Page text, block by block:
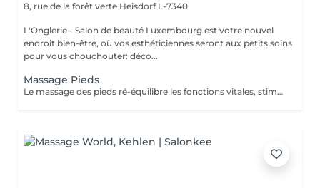
8, rue de la forêt verte Heisdorf L-7340
L'Onglerie - Salon de beauté Luxembourg est votre nouvel
endroit bien-être, où vos esthéticiennes seront aux petits soins
pour vous chouchouter: déco...
Massage Pieds
Le massage des pieds ré-équilibre les fonctions vitales, stimule la circulation sanguine ainsi que le drainage lymphatique. Vos muscles se détendent, les systèmes nerveux sont stimulés.. succombez, profitez d'un moment de détente et de relaxation unique.